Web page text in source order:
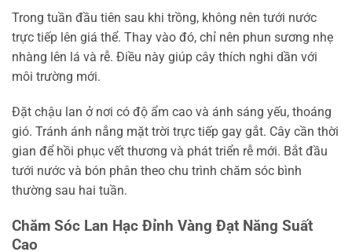
Trong tuần đầu tiên sau khi trồng, không nên tưới nước
trực tiếp lên giá thể. Thay vào đó, chỉ nên phun sương nhẹ
nhàng lên lá và rễ. Điều này giúp cây thích nghi dần với
môi trường mới.
Đặt chậu lan ở nơi có độ ẩm cao và ánh sáng yếu, thoáng
gió. Tránh ánh nắng mặt trời trực tiếp gay gắt. Cây cần thời
gian để hồi phục vết thương và phát triển rễ mới. Bắt đầu
tưới nước và bón phân theo chu trình chăm sóc bình
thường sau hai tuần.
Chăm Sóc Lan Hạc Đỉnh Vàng Đạt Năng Suất
Cao